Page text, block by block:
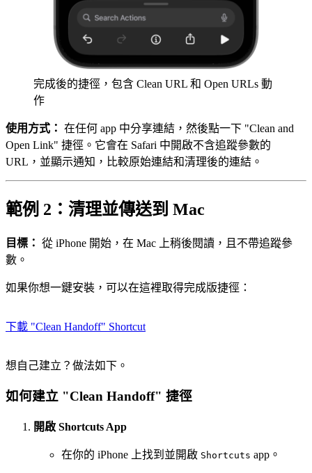
完成後的捷徑，包含 Clean URL 和 Open URLs 動
作
使用方式： 在任何 app 中分享連結，然後點一下 "Clean and
Open Link" 捷徑。它會在 Safari 中開啟不含追蹤參數的
URL，並顯示通知，比較原始連結和清理後的連結。
範例 2：清理並傳送到 Mac
目標： 從 iPhone 開始，在 Mac 上稍後閱讀，且不帶追蹤參
數。
如果你想一鍵安裝，可以在這裡取得完成版捷徑：
下載 "Clean Handoff" Shortcut
想自己建立？做法如下。
如何建立 "Clean Handoff" 捷徑
開啟 Shortcuts App
在你的 iPhone 上找到並開啟 Shortcuts app。